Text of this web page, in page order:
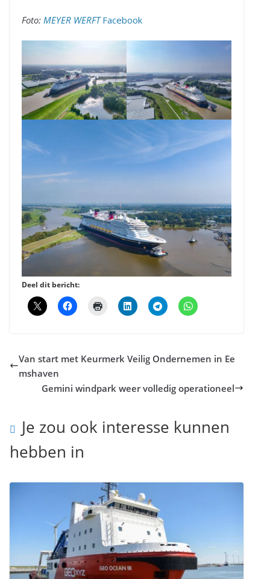
Foto: MEYER WERFTFacebook
Deel dit bericht:
Van start met Keurmerk Veilig Ondernemen in Ee
mshaven
Gemini windpark weer volledig operationeel
Je zou ook interesse kunnen
hebben in